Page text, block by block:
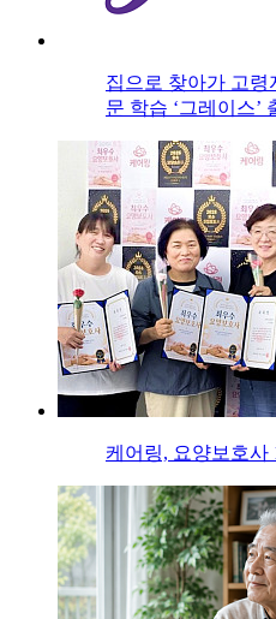
집으로 찾아가 고
문 학습 ‘그레이스’
케어링, 요양보호사